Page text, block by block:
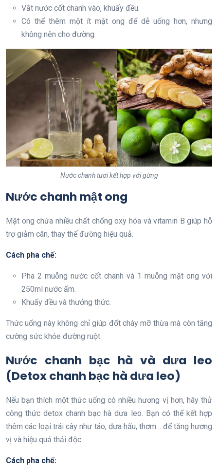
Vắt nước cốt chanh vào, khuấy đều.
Có thể thêm một ít mật ong để dễ uống hơn, nhưng
không nên cho đường.
Nước chanh tươi kết hợp với gừng
Nước chanh mật ong
Mật ong chứa nhiều chất chống oxy hóa và vitamin B giúp hỗ
trợ giảm cân, thay thế đường hiệu quả.
Cách pha chế:
Pha 2 muỗng nước cốt chanh và 1 muỗng mật ong với
250ml nước ấm.
Khuấy đều và thưởng thức.
Thức uống này không chỉ giúp đốt cháy mỡ thừa mà còn tăng
cường sức khỏe đường ruột.
Nước chanh bạc hà và dưa leo
(Detox chanh bạc hà dưa leo)
Nếu bạn thích một thức uống có nhiều hương vị hơn, hãy thử
công thức detox chanh bạc hà dưa leo. Bạn có thể kết hợp
thêm các loại trái cây như táo, dưa hấu, thơm… để tăng hương
vị và hiệu quả thải độc.
Cách pha chế: